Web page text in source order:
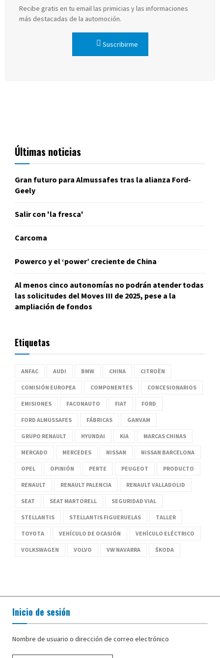
Recibe gratis en tu email las primicias y las informaciones
más destacadas de la automoción.
Suscribirme
Últimas noticias
Gran futuro para Almussafes tras la alianza Ford-
Geely
Salir con 'la fresca'
Carcoma
Powerco y el ‘power’ creciente de China
Al menos cinco autonomías no podrán atender todas
las solicitudes del Moves III de 2025, pese a la
ampliación de fondos
Etiquetas
ANFAC AUDI BMW CHINA CITROËN
COMISIÓN EUROPEA COMPONENTES CONCESIONARIOS
EMISIONES FACONAUTO FIAT FORD
FORD ALMUSSAFES FÁBRICAS GANVAM
GRUPO RENAULT HYUNDAI KIA MARCAS CHINAS
MERCADO MERCEDES NISSAN NISSAN BARCELONA
OPEL OPINIÓN PERTE PEUGEOT PRODUCTO
RENAULT RENAULT PALENCIA RENAULT VALLADOLID
SEAT SEAT MARTORELL SEGURIDAD VIAL
STELLANTIS STELLANTIS FIGUERUELAS TALLER
TOYOTA VEHÍCULO DE OCASIÓN VEHÍCULO ELÉCTRICO
VOLKSWAGEN VOLVO VW NAVARRA ŠKODA
Inicio de sesión
Nombre de usuario o dirección de correo electrónico